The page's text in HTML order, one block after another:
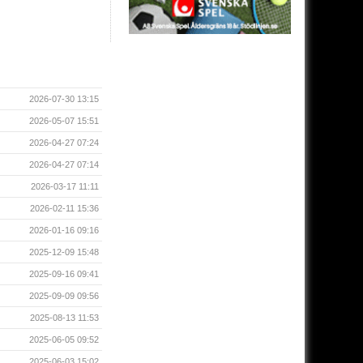
2026-07-30 13:15
2026-05-07 15:51
2026-04-27 07:24
2026-04-27 07:14
2026-03-17 11:11
2026-02-11 15:36
2026-01-16 09:16
2025-12-09 15:48
2025-09-16 09:41
2025-09-09 09:56
2025-08-13 11:53
2025-06-05 09:52
2025-06-03 15:02